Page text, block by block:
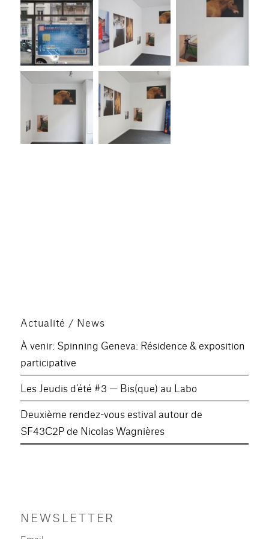
Actualité / News
À venir: Spinning Geneva: Résidence & exposition
participative
Les Jeudis d’été #3 — Bis(que) au Labo
Deuxième rendez-vous estival autour de
SF43C2P de Nicolas Wagnières
NEWSLETTER